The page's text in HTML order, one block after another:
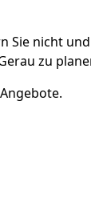
Sie nicht und
zu